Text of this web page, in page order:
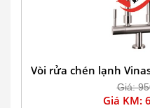
Vòi rửa chén lạnh
Giá:
Giá KM: